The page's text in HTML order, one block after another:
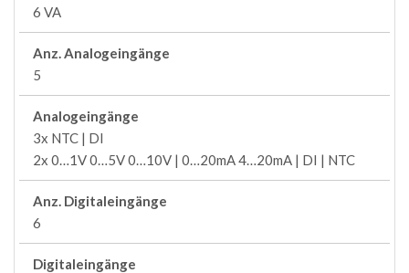
6 VA
Anz. Analogeingänge
5
Analogeingänge
3x NTC | DI
2x 0…1V 0…5V 0…10V | 0…20mA 4…20mA | DI | NTC
Anz. Digitaleingänge
6
Digitaleingänge